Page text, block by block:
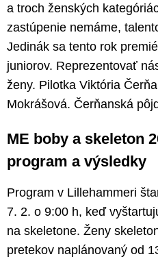
a troch ženských
zastúpenie nemáme,
Jedinák sa tento rok
juniorov. Reprezentovať
ženy. Pilotka Viktória
Mokrášová. Čerňanská
ME boby a skeleton
program a výsledky
Program v Lillehammeri
7. 2. o 9:00 h, keď
na skeletone. Ženy
pretekov naplánovaný od